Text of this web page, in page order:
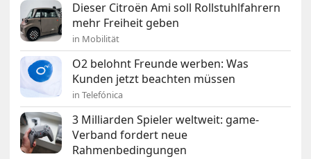
Dieser Citroën Ami soll Rollstuhlfahrern
mehr Freiheit geben
in Mobilität
O2 belohnt Freunde werben: Was
Kunden jetzt beachten müssen
in Telefónica
3 Milliarden Spieler weltweit: game-
Verband fordert neue
Rahmenbedingungen